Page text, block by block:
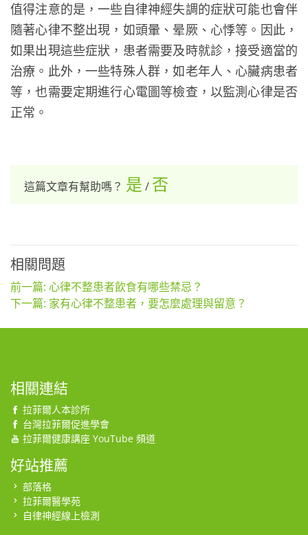
值得注意的是，一些自律神經失調的症狀可能也會伴
隨著心律不整出現，如頭暈、晕厥、心悸等。因此，
如果出現這些症狀，患者需要及時就診，接受適當的
治療。此外，一些特殊人群，如老年人、心臟病患者
等，也需要定期進行心電圖等檢查，以監測心律是否
正常。
這篇文章有幫助嗎？ 是 / 否
相關問題
前一篇: 心律不整患者飲食有哪些禁忌？
下一篇: 家有心律不整患者，要怎麼處理與留意？
相關連結
拉菲爾人本診所
台灣拉菲爾促進學會
拉菲爾健康講座 YouTube 頻道
好站推薦
部落格
拉菲爾醫學苑
自律神經線上檢測